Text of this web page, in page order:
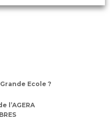
Ecole ?
l’AGERA